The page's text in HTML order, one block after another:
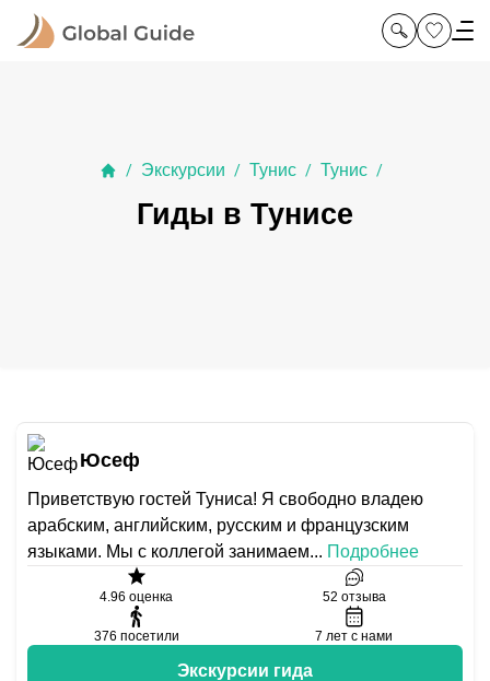
/ Экскурсии / Тунис / Тунис /
Гиды в Тунисе
Юсеф
Приветствую гостей Туниса! Я свободно владею
арабским, английским, русским и французским
языками. Мы с коллегой занимаем... Подробнее
4.96 оценка 52 отзыва
376 посетили 7 лет с нами
Экскурсии гида